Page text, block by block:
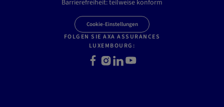
Barrierefreiheit: teilweise konform
Cookie-Einstellungen
FOLGEN SIE AXA ASSURANCES
LUXEMBOURG:
F
a
I
L
i
Y